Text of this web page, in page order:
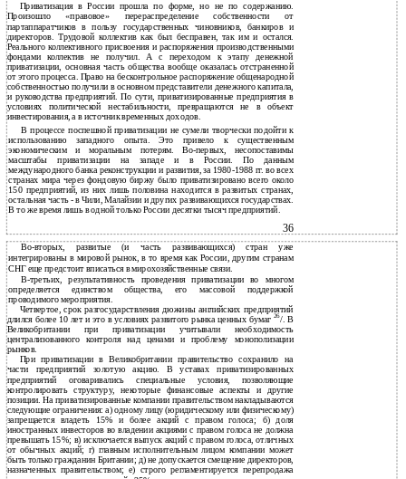
Приватизация в России прошла по форме, но не по содержанию.
Произошло «правовое» перераспределение собственности от
партаппаратчиков в пользу государственных чиновников, банкиров и
директоров. Трудовой коллектив как был бесправен, так им и остался.
Реального коллективного присвоения и распоряжения производственными
фондами коллектив не получил. А с переходом к этапу денежной
приватизации, основная часть общества вообще оказалась отстраненной
от этого процесса. Право на бесконтрольное распоряжение общенародной
собственностью получили в основном представители денежного капитала,
и руководства предприятий. По сути, приватизированные предприятия в
условиях политической нестабильности, превращаются не в объект
инвестирования, а в источник временных доходов.
В процессе поспешной приватизации не сумели творчески подойти к
использованию западного опыта. Это привело к существенным
экономическим и моральным потерям. Во-первых, несопоставимы
масштабы приватизации на западе и в России. По данным
международного банка реконструкции и развития, за 1980-1988 гг. во всех
странах мира через фондовую биржу было приватизировано всего около
150 предприятий, из них лишь половина находится в развитых странах,
остальная часть - в Чили, Малайзии и других развивающихся государствах.
В то же время лишь в одной только России десятки тысяч предприятий.
36
Во-вторых, развитые (и часть развивающихся) стран уже
интегрированы в мировой рынок, в то время как России, другим странам
СНГ еще предстоит вписаться в мирохозяйственные связи.
В-третьих, результативность проведения приватизации во многом
определяется единством общества, его массовой поддержкой
проводимого мероприятия.
Четвертое, срок разгосударствления дюжины английских предприятий
длился более 10 лет и это в условиях развитого рынка ценных бумаг 26/. В
Великобритании при приватизации учитывали необходимость
централизованного контроля над ценами и проблему монополизации
рынков.
При приватизации в Великобритании правительство сохранило на
части предприятий золотую акцию. В уставах приватизированных
предприятий оговаривались специальные условия, позволяющие
контролировать структуру, некоторые финансовые аспекты и другие
позиции. На приватизированные компании правительством накладываются
следующие ограничения: а) одному лицу (юридическому или физическому)
запрещается владеть 15% и более акций с правом голоса; б) доля
иностранных инвесторов во владении акциями с правом голоса не должна
превышать 15%; в) исключается выпуск акций с правом голоса, отличных
от обычных акций; г) главным исполнительным лицом компании может
быть только гражданин Британии; д) не допускается смещение директоров,
назначенных правительством; е) строго регламентируется перепродажа